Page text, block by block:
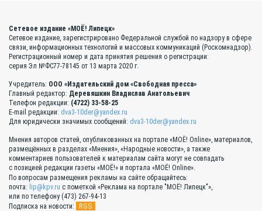
Сетевое издание «МОЁ! Липецк»
Сетевое издание, зарегистрировано Федеральной службой по надзору в сфере
связи, информационных технологий и массовых коммуникаций (Роскомнадзор).
Регистрационный номер и дата принятия решения о регистрации:
серия Эл №ФС77-78145 от 13 марта 2020 г.
Учредитель: ООО «Издательский дом «Свободная пресса»
Главный редактор: Деревяшкин Владислав Анатольевич
Телефон редакции: (4722) 33-58-25
E-mail редакции: dva3-10der@yandex.ru
Для юридически значимых сообщений: dva3-10der@yandex.ru
Мнения авторов статей, опубликованных на портале «МОЁ! Online», материалов,
размещённых в разделах «Мнения», «Народные новости», а также
комментариев пользователей к материалам сайта могут не совпадать
с позицией редакции газеты «МОЁ!» и портала «МОЁ! Online».
По вопросам размещения рекламы на сайте обращайтесь:
почта: lip@kpv.ru с пометкой «Реклама на портале "МОЁ! Липецк"»,
или по телефону (473) 267-94-13
Подписка на новости:
RSS